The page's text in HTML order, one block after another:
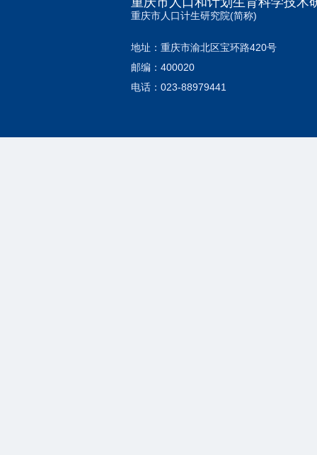
重庆市人口计生研究院(简称)
地址：重庆市渝北区宝环路420号
邮编：400020
电话：023-88979441